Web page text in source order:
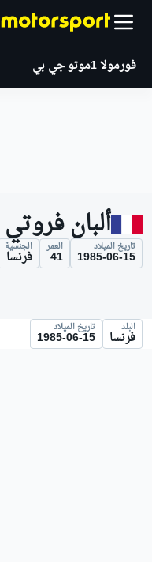
فورمولا 1 موتو جي بي
ألبان فروتي
تاريخ الميلاد
1985-06-15
العمر
41
الجنسية
فرنسا
البلد
فرنسا
تاريخ الميلاد
1985-06-15